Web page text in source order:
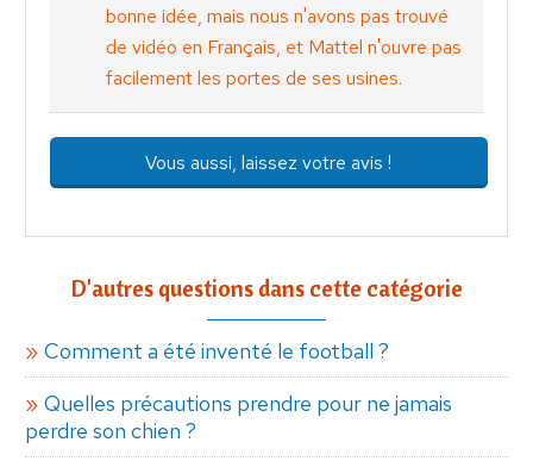
bonne idée, mais nous n'avons pas trouvé
de vidéo en Français, et Mattel n'ouvre pas
facilement les portes de ses usines.
Vous aussi, laissez votre avis !
D'autres questions dans cette catégorie
Comment a été inventé le football ?
Quelles précautions prendre pour ne jamais
perdre son chien ?